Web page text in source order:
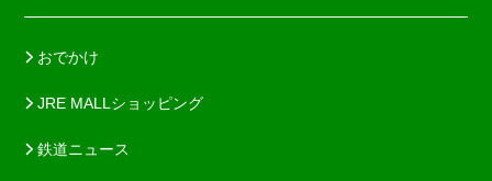
おでかけ
JRE MALLショッピング
鉄道ニュース